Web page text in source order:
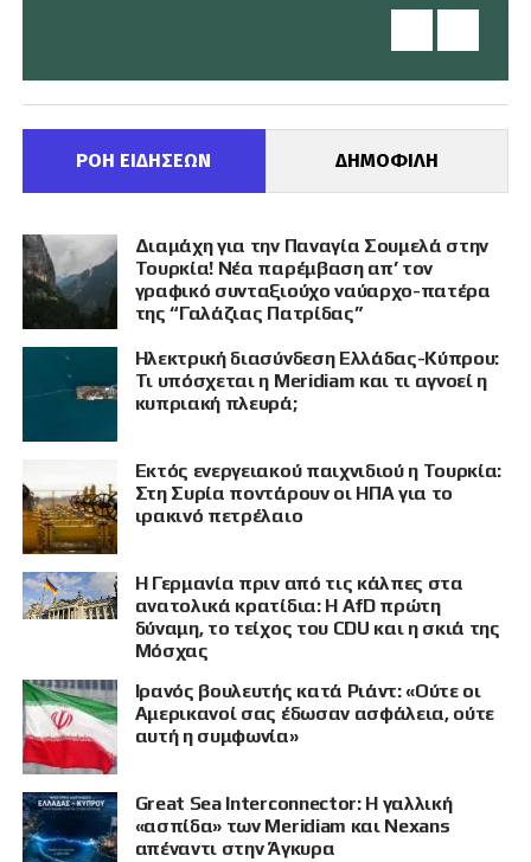
ΠΡΟΒΟΛΗ
ΡΟΗ ΕΙΔΗΣΕΩΝ ΔΗΜΟΦΙΛΗ
Διαμάχη για την Παναγία Σουμελά στην
Τουρκία! Νέα παρέμβαση απ’ τον
γραφικό συνταξιούχο ναύαρχο-πατέρα
της “Γαλάζιας Πατρίδας”
Ηλεκτρική διασύνδεση Ελλάδας-Κύπρου:
Τι υπόσχεται η Meridiam και τι αγνοεί η
κυπριακή πλευρά;
Εκτός ενεργειακού παιχνιδιού η Τουρκία:
Στη Συρία ποντάρουν οι ΗΠΑ για το
ιρακινό πετρέλαιο
Η Γερμανία πριν από τις κάλπες στα
ανατολικά κρατίδια: Η AfD πρώτη
δύναμη, το τείχος του CDU και η σκιά της
Μόσχας
Ιρανός βουλευτής κατά Ριάντ: «Ούτε οι
Αμερικανοί σας έδωσαν ασφάλεια, ούτε
αυτή η συμφωνία»
Great Sea Interconnector: Η γαλλική
«ασπίδα» των Meridiam και Nexans
απέναντι στην Άγκυρα